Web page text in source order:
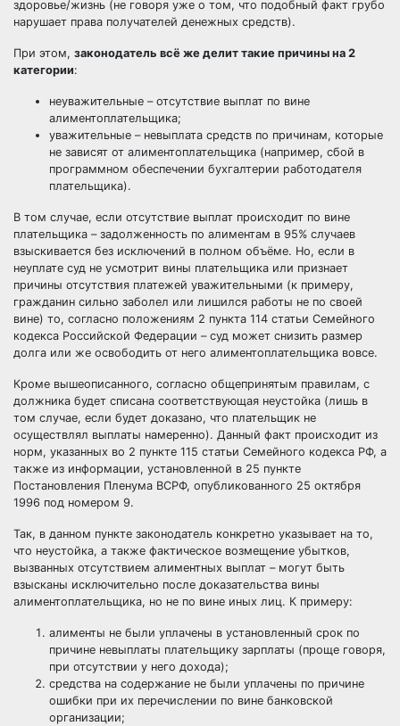
здоровье/жизнь (не говоря уже о том, что подобный факт грубо
нарушает права получателей денежных средств).
При этом, законодатель всё же делит такие причины на 2
категории:
неуважительные – отсутствие выплат по вине
алиментоплательщика;
уважительные – невыплата средств по причинам, которые
не зависят от алиментоплательщика (например, сбой в
программном обеспечении бухгалтерии работодателя
плательщика).
В том случае, если отсутствие выплат происходит по вине
плательщика – задолженность по алиментам в 95% случаев
взыскивается без исключений в полном объёме. Но, если в
неуплате суд не усмотрит вины плательщика или признает
причины отсутствия платежей уважительными (к примеру,
гражданин сильно заболел или лишился работы не по своей
вине) то, согласно положениям 2 пункта 114 статьи Семейного
кодекса Российской Федерации – суд может снизить размер
долга или же освободить от него алиментоплательщика вовсе.
Кроме вышеописанного, согласно общепринятым правилам, с
должника будет списана соответствующая неустойка (лишь в
том случае, если будет доказано, что плательщик не
осуществлял выплаты намеренно). Данный факт происходит из
норм, указанных во 2 пункте 115 статьи Семейного кодекса РФ, а
также из информации, установленной в 25 пункте
Постановления Пленума ВСРФ, опубликованного 25 октября
1996 под номером 9.
Так, в данном пункте законодатель конкретно указывает на то,
что неустойка, а также фактическое возмещение убытков,
вызванных отсутствием алиментных выплат – могут быть
взысканы исключительно после доказательства вины
алиментоплательщика, но не по вине иных лиц. К примеру:
алименты не были уплачены в установленный срок по
причине невыплаты плательщику зарплаты (проще говоря,
при отсутствии у него дохода);
средства на содержание не были уплачены по причине
ошибки при их перечислении по вине банковской
организации;